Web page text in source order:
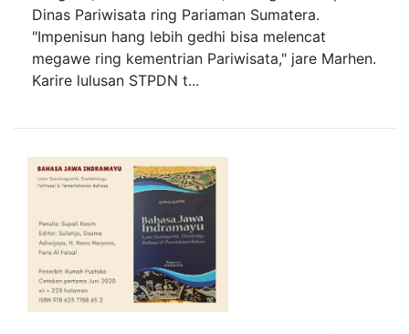
Dinas Pariwisata ring Pariaman Sumatera.
"Impenisun hang lebih gedhi bisa melencat
megawe ring kementrian Pariwisata," jare Marhen.
Karire lulusan STPDN t...